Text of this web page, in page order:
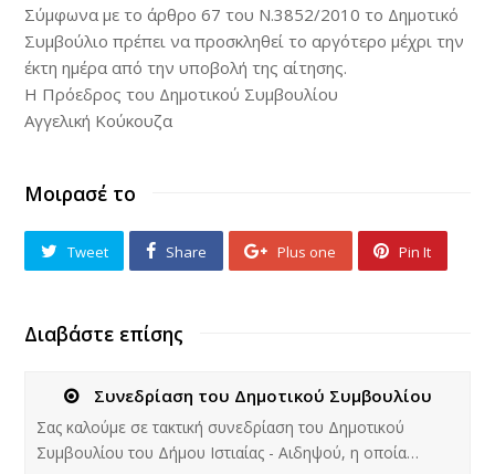
Σύμφωνα με το άρθρο 67 του Ν.3852/2010 το Δημοτικό
Συμβούλιο πρέπει να προσκληθεί το αργότερο μέχρι την
έκτη ημέρα από την υποβολή της αίτησης.
Η Πρόεδρος του Δημοτικού Συμβουλίου
Αγγελική Κούκουζα
Μοιρασέ το
Tweet Share Plus one Pin It
Διαβάστε επίσης
Συνεδρίαση του Δημοτικού Συμβουλίου
Σας καλούμε σε τακτική συνεδρίαση του Δημοτικού
Συμβουλίου του Δήμου Ιστιαίας - Αιδηψού, η οποία…